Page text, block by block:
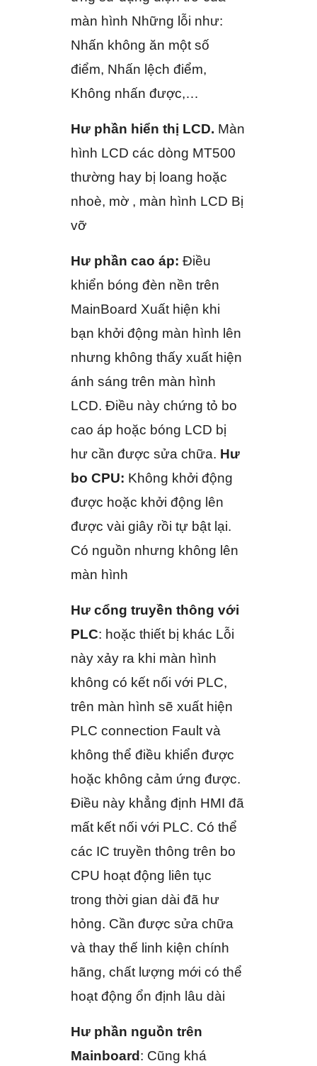
màn hình Những lỗi như:
Nhấn không ăn một số
điểm, Nhấn lệch điểm,
Không nhấn được,…
Hư phần hiển thị LCD. Màn
hình LCD các dòng MT500
thường hay bị loang hoặc
nhoè, mờ , màn hình LCD Bị
vỡ
Hư phần cao áp:Điều
khiển bóng đèn nền trên
MainBoard Xuất hiện khi
bạn khởi động màn hình lên
nhưng không thấy xuất hiện
ánh sáng trên màn hình
LCD. Điều này chứng tỏ bo
cao áp hoặc bóng LCD bị
hư cần được sửa chữa. Hư
bo CPU: Không khởi động
được hoặc khởi động lên
được vài giây rồi tự bật lại.
Có nguồn nhưng không lên
màn hình
Hư cổng truyền thông với
PLC: hoặc thiết bị khác Lỗi
này xảy ra khi màn hình
không có kết nối với PLC,
trên màn hình sẽ xuất hiện
PLC connection Fault và
không thể điều khiển được
hoặc không cảm ứng được.
Điều này khẳng định HMI đã
mất kết nối với PLC. Có thể
các IC truyền thông trên bo
CPU hoạt động liên tục
trong thời gian dài đã hư
hỏng. Cần được sửa chữa
và thay thế linh kiện chính
hãng, chất lượng mới có thể
hoạt động ổn định lâu dài
Hư phần nguồn trên
Mainboard : Cũng khá